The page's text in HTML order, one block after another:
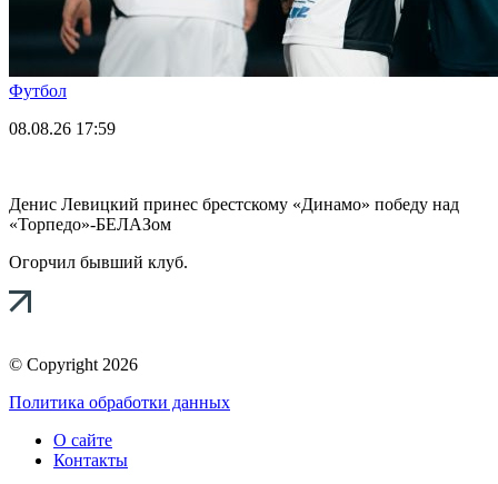
Футбол
08.08.26 17:59
Денис Левицкий принес брестскому «Динамо» победу над
«Торпедо»-БЕЛАЗом
Огорчил бывший клуб.
© Copyright 2026
Политика обработки данных
О сайте
Контакты